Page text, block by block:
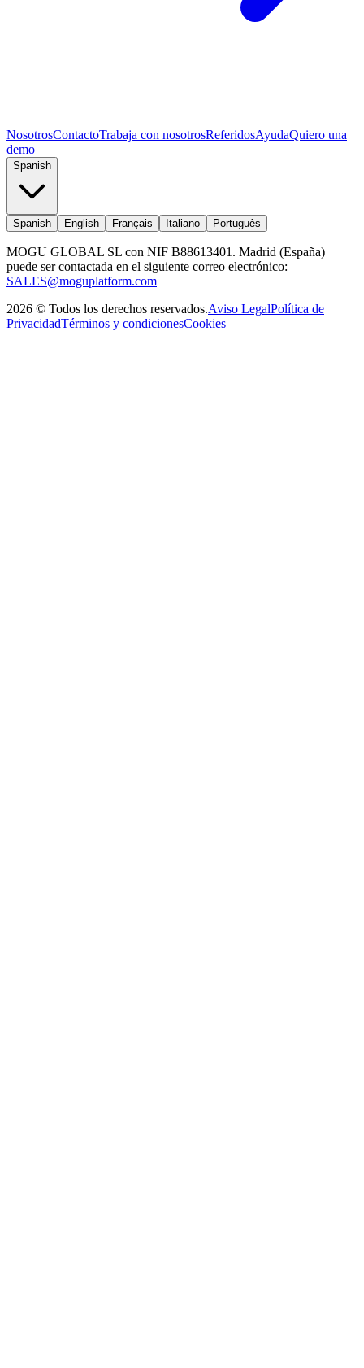
NosotrosContactoTrabaja con nosotrosReferidosAyudaQuiero una
demo
Spanish
Spanish English Français Italiano Português
MOGU GLOBAL SL con NIF B88613401. Madrid (España)
puede ser contactada en el siguiente correo electrónico:
SALES@moguplatform.com
2026 © Todos los derechos reservados.Aviso LegalPolítica de
PrivacidadTérminos y condicionesCookies